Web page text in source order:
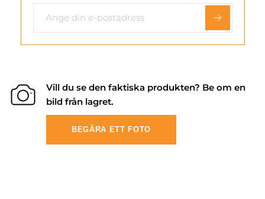
Vill du se den faktiska produkten? Be om en
bild från lagret.
BEGÄRA ETT FOTO